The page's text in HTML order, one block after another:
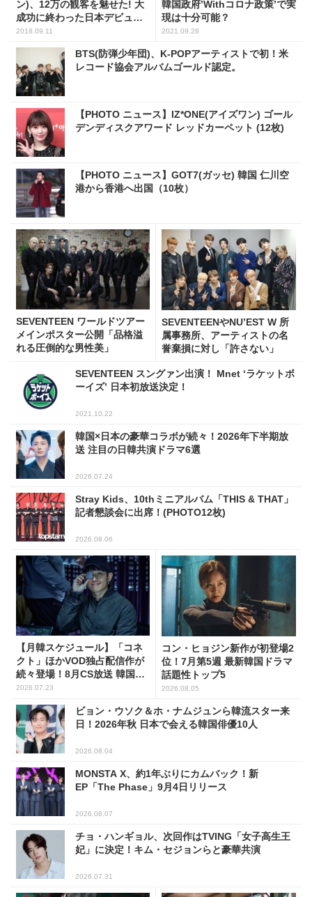
ン)、12万の観客を魅せた! 大
成功に終わった日本デビュー
後初コンサート
2018.09.11
韓国政府’Withコロナ政策’で実
現は十分可能？
2021.09.28
BTS(防弾少年団)、K-POPアーティストで初！米
レコード協会アルバムゴールド認定。
【PHOTO ニュース】IZ*ONE(アイズワン) ゴール
デンディスクアワード レッドカーペット (12枚)
【PHOTO ニュース】GOT7(ガッセ) 韓国 仁川空
港から香港へ出国（10枚）
SEVENTEEN ワールドツアー
メインポスター公開「品格溢
れる圧倒的な男性美」
SEVENTEENやNU’EST W 所
属事務所、アーティストの名
誉棄損に対し「許さない」
SEVENTEEN スングァン出演！ Mnet ‘ラケットボ
ーイズ’ 日本初放送決定！
2021.10.22
韓国×日本の豪華コラボが続々！2026年下半期放
送 注目の日韓共演ドラマ6選
2026.07.24
Stray Kids、10thミニアルバム「THIS & THAT」
記者懇談会に出席！(PHOTO12枚)
2026.08.06
【月韓スケジュール】「コネ
クト」ほかVOD独占配信作が
続々登場！8月CS放送 韓国ド
ラマ(全66選)
2026.07.23
コン・ヒョジン新作が初登場2
位！7月第5週 最新韓国ドラマ
話題性トップ5
2026.08.05
ビョン・ウソク＆ホ・ナムジュンら韓流スター来
日！2026年秋 日本で会える韓国俳優10人
2026.08.04
MONSTA X、約1年ぶりにカムバック！新
EP「The Phase」9月4日リリース
2026.08.07
チョ・ハンギョル、次回作はTVING「女子高生王
妃」に決定！キム・セジョンらと豪華共演
2026.07.31